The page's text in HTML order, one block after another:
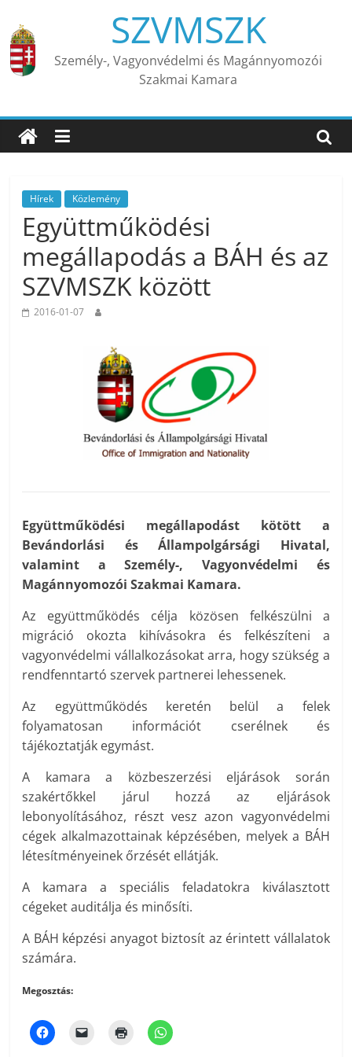
content
SZVMSZK
Személy-, Vagyonvédelmi és Magánnyomozói
Szakmai Kamara
Hírek Közlemény
Együttműködési
megállapodás a BÁH és az
SZVMSZK között
2016-01-07
Együttműködési megállapodást kötött a
Bevándorlási és Állampolgársági Hivatal,
valamint a Személy-, Vagyonvédelmi és
Magánnyomozói Szakmai Kamara.
Az együttműködés célja közösen felkészülni a
migráció okozta kihívásokra és felkészíteni a
vagyonvédelmi vállalkozásokat arra, hogy szükség a
rendfenntartó szervek partnerei lehessenek.
Az együttműködés keretén belül a felek
folyamatosan információt cserélnek és
tájékoztatják egymást.
A kamara a közbeszerzési eljárások során
szakértőkkel járul hozzá az eljárások
lebonyolításához, részt vesz azon vagyonvédelmi
cégek alkalmazottainak képzésében, melyek a BÁH
létesítményeinek őrzését ellátják.
A kamara a speciális feladatokra kiválasztott
cégeket auditálja és minősíti.
A BÁH képzési anyagot biztosít az érintett vállalatok
számára.
Megosztás: